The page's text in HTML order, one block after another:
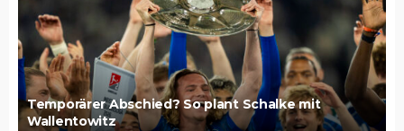
Temporärer Abschied? So plant Schalke mit
Wallentowitz